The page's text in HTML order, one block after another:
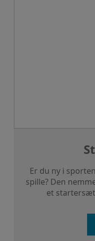
Er du ny i
spille? Den
et